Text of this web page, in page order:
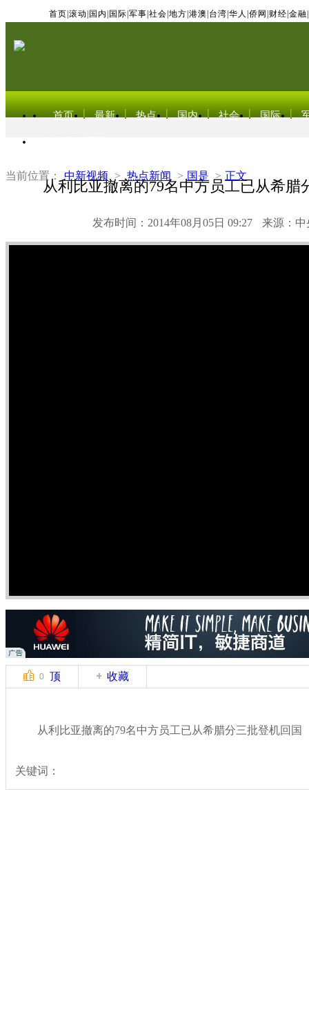
首页 滚动 国内 国际 军事 社会 地方 港澳 台湾 华人 侨网 财经 金融
首页 最新 热点 国内 社会 国际
当前位置： 中新视频 > 热点新闻 > 国是 > 正文
从利比亚撤离的79名中方员工已从希腊
发布时间：2014年08月05日 09:27 来源：中
0 顶 收藏
从利比亚撤离的79名中方员工已从希腊分三批登机回国
关键词：